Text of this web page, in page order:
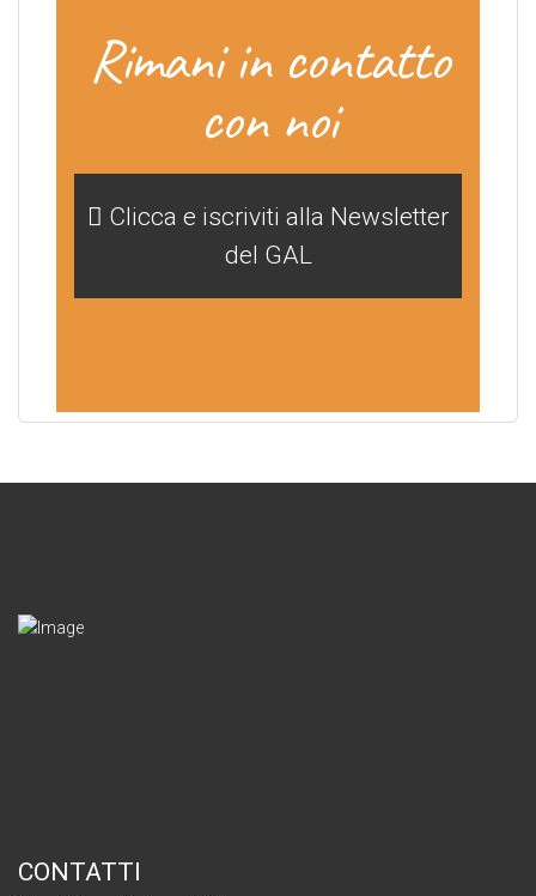
Rimani in contatto
con noi
Clicca e iscriviti alla Newsletter
del GAL
CONTATTI